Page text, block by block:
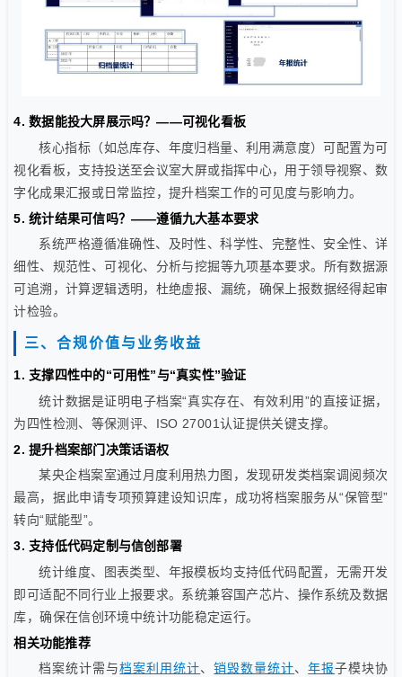
4. 数据能投大屏展示吗？——可视化看板
核心指标（如总库存、年度归档量、利用满意度）可配置为可
视化看板，支持投送至会议室大屏或指挥中心，用于领导视察、数
字化成果汇报或日常监控，提升档案工作的可见度与影响力。
5. 统计结果可信吗？——遵循九大基本要求
系统严格遵循准确性、及时性、科学性、完整性、安全性、详
细性、规范性、可视化、分析与挖掘等九项基本要求。所有数据源
可追溯，计算逻辑透明，杜绝虚报、漏统，确保上报数据经得起审
计检验。
三、合规价值与业务收益
1. 支撑四性中的“可用性”与“真实性”验证
统计数据是证明电子档案“真实存在、有效利用”的直接证据，
为四性检测、等保测评、ISO 27001认证提供关键支撑。
2. 提升档案部门决策话语权
某央企档案室通过月度利用热力图，发现研发类档案调阅频次
最高，据此申请专项预算建设知识库，成功将档案服务从“保管型”
转向“赋能型”。
3. 支持低代码定制与信创部署
统计维度、图表类型、年报模板均支持低代码配置，无需开发
即可适配不同行业上报要求。系统兼容国产芯片、操作系统及数据
库，确保在信创环境中统计功能稳定运行。
相关功能推荐
档案统计需与档案利用统计、销毁数量统计、年报子模块协